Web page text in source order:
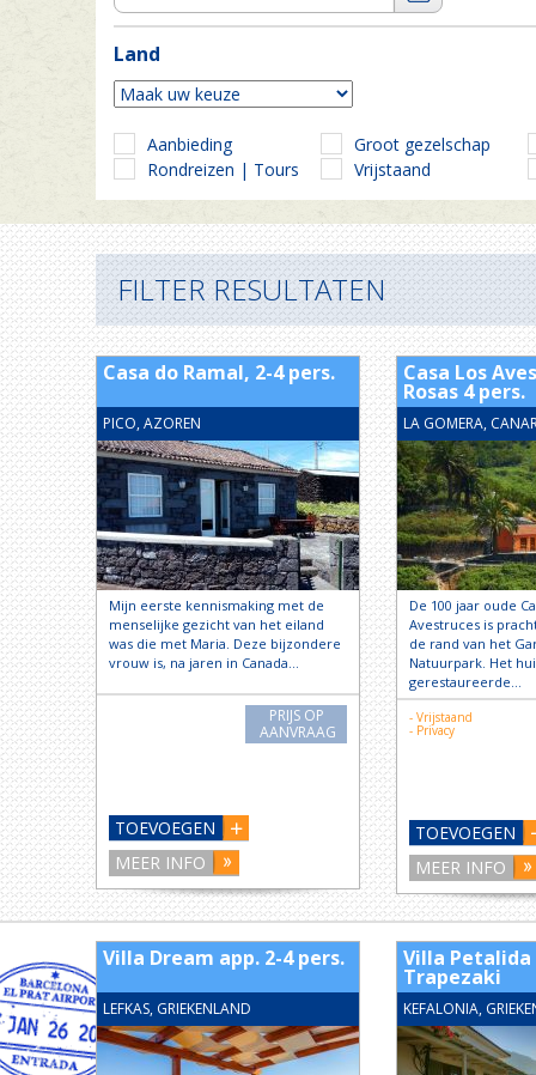
Land
Aanbieding
Groot gezelschap
Rondreizen | Tours
Vrijstaand
FILTER RESULTATEN
Casa do Ramal, 2-4 pers.
PICO, AZOREN
Mijn eerste kennismaking met de
menselijke gezicht van het eiland
was die met Maria. Deze bijzondere
vrouw is, na jaren in Canada…
PRIJS OP
AANVRAAG
TOEVOEGEN
MEER INFO
Casa Los
Rosas 4 pers.
LA GOMERA,
De 100 jaar oude
Avestruces is
de rand van het
Natuurpark. Het
gerestaureerde…
- Vrijstaand
- Privacy
TOEVOEGEN
MEER INFO
Villa Dream app. 2-4 pers.
LEFKAS, GRIEKENLAND
Villa Petalida
Trapezaki
KEFALONIA,